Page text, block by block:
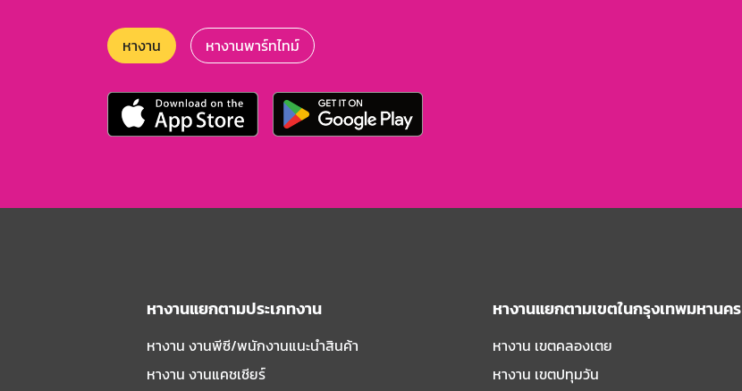
หางาน หางานพาร์ทไทม์
หางานแยกตามประเภทงาน
หางาน งานพีซี/พนักงานแนะนําสินค้า
หางาน งานแคชเชียร์
หางานแยกตามเขตในกรุงเทพมหานคร
หางาน เขตคลองเตย
หางาน เขตปทุมวัน